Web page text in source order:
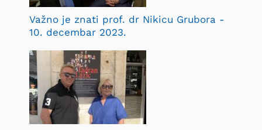
Važno je znati prof. dr Nikicu Grubora -
10. decembar 2023.